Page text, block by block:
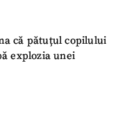
că pătuțul copilului
explozia unei